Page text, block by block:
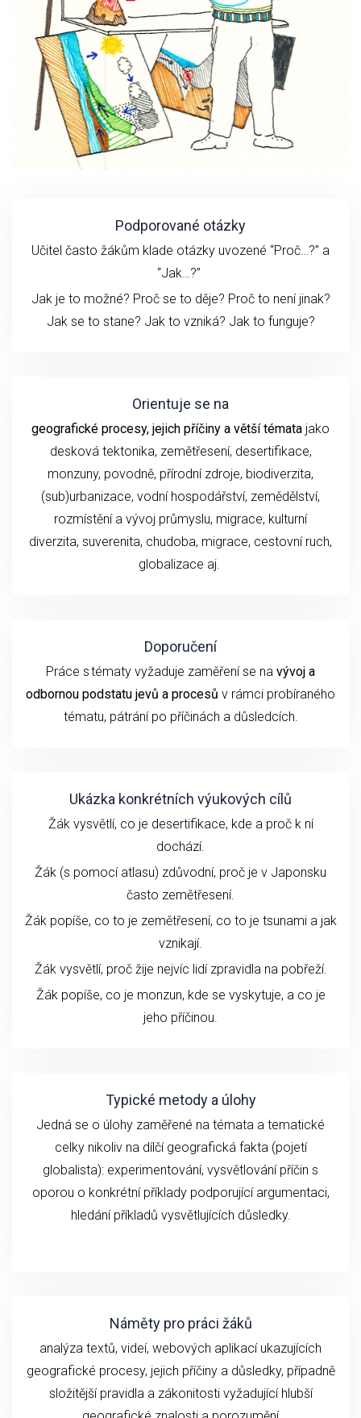
Podporované otázky
Učitel často žákům klade otázky uvozené “Proč…?” a
“Jak…?”
Jak je to možné? Proč se to děje? Proč to není jinak?
Jak se to stane? Jak to vzniká? Jak to funguje?
Orientuje se na
geografické procesy, jejich příčiny a větší témata jako
desková tektonika, zemětřesení, desertifikace,
monzuny, povodně, přírodní zdroje, biodiverzita,
(sub)urbanizace, vodní hospodářství, zemědělství,
rozmístění a vývoj průmyslu, migrace, kulturní
diverzita, suverenita, chudoba, migrace, cestovní ruch,
globalizace aj.
Doporučení
Práce s tématy vyžaduje zaměření se na vývoj a
odbornou podstatu jevů a procesů v rámci probíraného
tématu, pátrání po příčinách a důsledcích.
Ukázka konkrétních výukových cílů
Žák vysvětlí, co je desertifikace, kde a proč k ní
dochází.
Žák (s pomocí atlasu) zdůvodní, proč je v Japonsku
často zemětřesení.
Žák popíše, co to je zemětřesení, co to je tsunami a jak
vznikají.
Žák vysvětlí, proč žije nejvíc lidí zpravidla na pobřeží.
Žák popíše, co je monzun, kde se vyskytuje, a co je
jeho příčinou.
Typické metody a úlohy
Jedná se o úlohy zaměřené na témata a tematické
celky nikolivna dílčí geografická fakta (pojetí
globalista): experimentování, vysvětlování příčin s
oporou o konkrétní příklady podporující argumentaci,
hledání příkladů vysvětlujících důsledky.
Náměty pro práci žáků
analýza textů, videí, webových aplikací ukazujících
geografické procesy, jejich příčiny a důsledky, případně
složitější pravidla a zákonitosti vyžadující hlubší